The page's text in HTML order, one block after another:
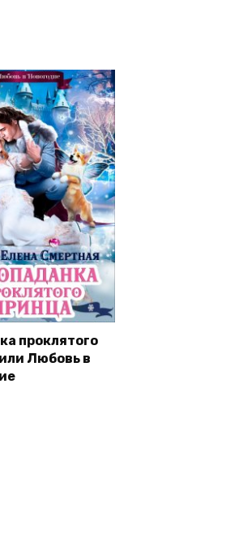
проклятого
Любовь в